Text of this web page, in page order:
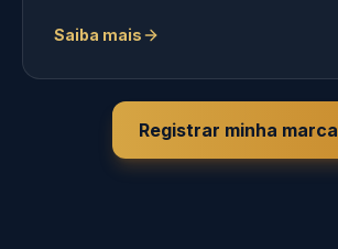
Saiba mais
Registrar minha marca